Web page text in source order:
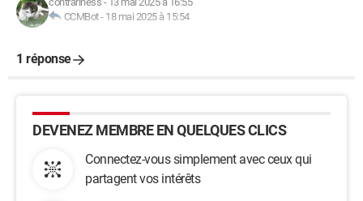
CCMBot- 18 mai 2025 à 15:54
1 réponse
DEVENEZ MEMBRE EN QUELQUES CLICS
Connectez-vous simplement avec ceux qui
partagent vos intérêts